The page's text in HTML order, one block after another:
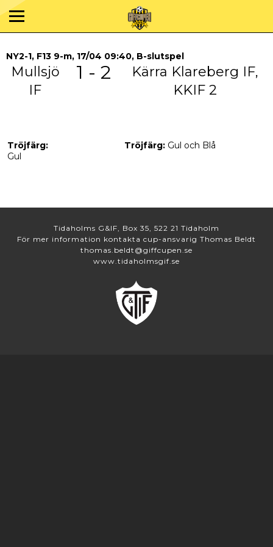
NY2-1, F13 9-m, 17/04 09:40, B-slutspel
Mullsjö
IF
1 - 2
Kärra Klareberg IF,
KKIF 2
Tröjfärg:
Gul
Tröjfärg: Gul och Blå
Tidaholms G&IF, Box 35, 522 21 Tidaholm
För mer information kontakta cup-ansvarig Thomas Beldt
thomas.beldt@giffcupen.se
www.tidaholmsgif.se